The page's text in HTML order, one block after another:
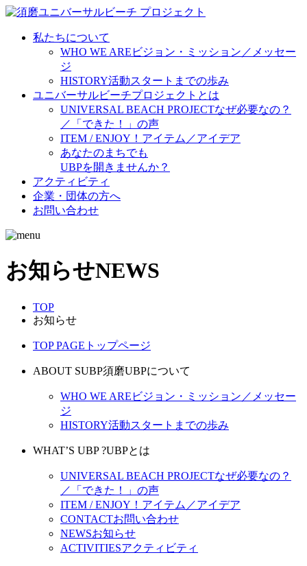
私たちについて
WHO WE ARE ビジョン・ミッション／メッセー
ジ
HISTORY活動スタートまでの歩み
ユニバーサルビーチプロジェクトとは
UNIVERSAL BEACH PROJECTなぜ必要なの？
／「できた！」の声
ITEM / ENJOY！ アイテム／アイデア
あなたのまちでも
UBPを開きませんか？
アクティビティ
企業・団体の方へ
お問い合わせ
お知らせNEWS
TOP
お知らせ
TOP PAGE トップページ
ABOUT SUBP須磨UBPについて
WHO WE ARE ビジョン・ミッション／メッセー
ジ
HISTORY活動スタートまでの歩み
WHAT’S UBP ?UBPとは
UNIVERSAL BEACH PROJECTなぜ必要なの？
／「できた！」の声
ITEM / ENJOY！ アイテム／アイデア
CONTACTお問い合わせ
NEWSお知らせ
ACTIVITIESアクティビティ